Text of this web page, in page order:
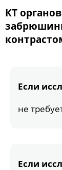
КТ
Если
не
Если